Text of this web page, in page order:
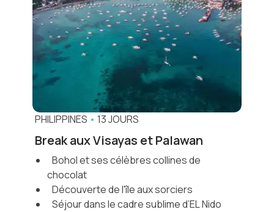
PHILIPPINES • 13 JOURS
Break aux Visayas et Palawan
Bohol et ses célèbres collines de
chocolat
Découverte de l'île aux sorciers
Séjour dans le cadre sublime d’EL Nido